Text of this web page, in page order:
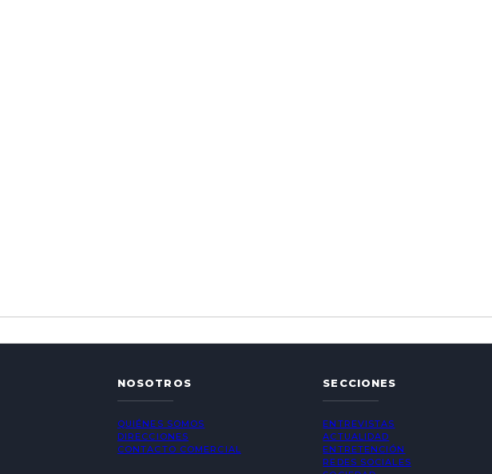
NOSOTROS
QUIÉNES SOMOS
DIRECCIONES
CONTACTO COMERCIAL
SECCIONES
ENTREVISTAS
ACTUALIDAD
ENTRETENCIÓN
REDES SOCIALES